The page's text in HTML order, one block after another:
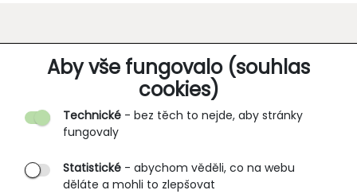
Aby vše fungovalo (souhlas
cookies)
Technické - bez těch to nejde, aby stránky
fungovaly
Statistické - abychom věděli, co na webu
děláte a mohli to zlepšovat
O SPOLEČNOSTI
O nás
Partnerské prodejny
B2B vstup